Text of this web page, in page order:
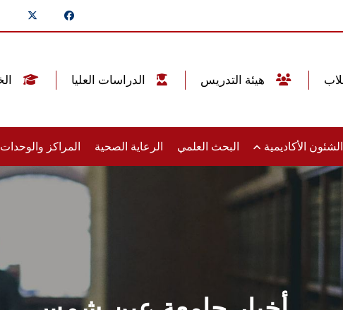
الشئون الأكاديمية البحث العلمي الرعاية الصحية المراكز والوحدات